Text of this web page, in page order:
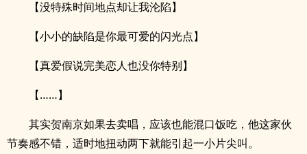
【没特殊时间地点却让我沦陷】
【小小的缺陷是你最可爱的闪光点】
【真爱假说完美恋人也没你特别】
【……】
其实贺南京如果去卖唱，应该也能混口饭吃，他这家伙
节奏感不错，适时地扭动两下就能引起一小片尖叫。